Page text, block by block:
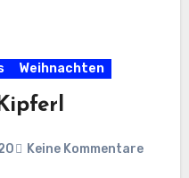
Weihnachten
Keine Kommentare